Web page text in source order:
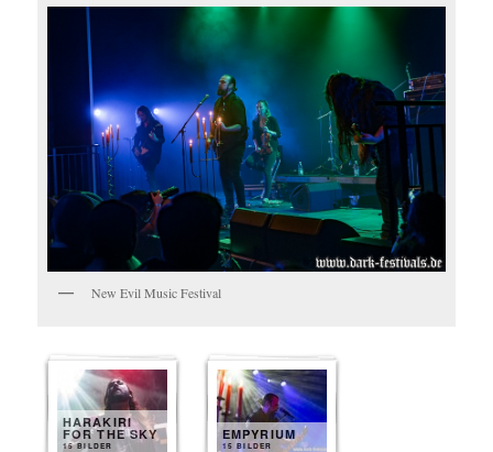
New Evil Music Festival
HARAKIRI
FOR THE SKY
15 BILDER
EMPYRIUM
15 BILDER